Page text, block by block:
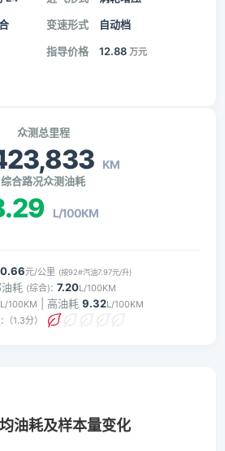
变速形式 自动档
指导价格 12.88 万元
众测总里程
KM
综合路况众测油耗
L/100KM
0.66元/公里 (按92#汽油7.97元/升)
耗 (综合): 7.20L/100KM
L/100KM | 高油耗 9.32L/100KM
（1.3分）